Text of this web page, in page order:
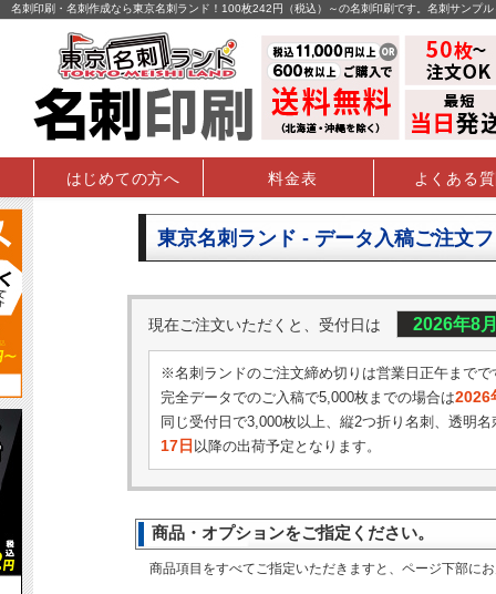
名刺印刷・名刺作成なら東京名刺ランド！100枚242円（税込）～の名刺印刷です。名刺サンプ
はじめての方へ 料金表 よくある
東京名刺ランド - データ入稿ご注文
現在ご注文いただくと、受付日は 2026年8
※名刺ランドのご注文締め切りは営業日正午までで
完全データでのご入稿で5,000枚までの場合は2026
同じ受付日で3,000枚以上、縦2つ折り名刺、透明名
17日 以降の出荷予定となります。
商品・オプションをご指定ください。
商品項目をすべてご指定いただきますと、ページ下部に